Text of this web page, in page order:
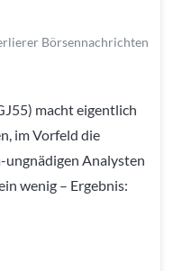
Börsennachrichten
macht eigentlich
im Vorfeld die
ungnädigen Analysten
wenig – Ergebnis: